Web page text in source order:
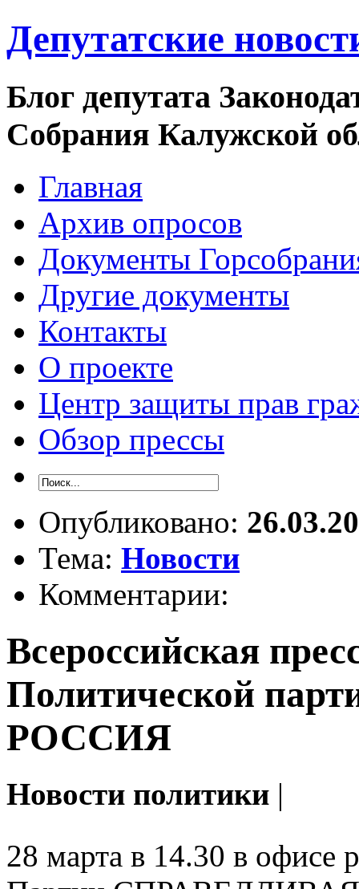
Депутатские
Блог депутата
Собрания Калужской
Главная
Архив опросов
Документы
Другие документы
Контакты
О проекте
Центр защиты прав
Обзор прессы
Опубликовано:
Тема: Новости
Комментарии:
Всероссийская
Политической
РОССИЯ
Новости политики |
28 марта в 14.30 в офисе